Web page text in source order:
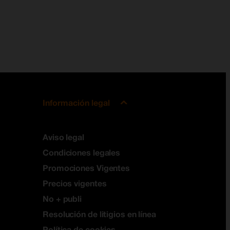
Información legal
Aviso legal
Condiciones legales
Promociones Vigentes
Precios vigentes
No + publi
Resolución de litigios en línea